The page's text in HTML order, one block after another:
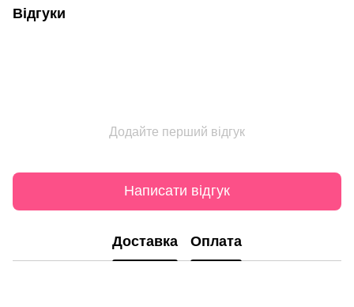
Відгуки
Додайте перший відгук
Написати відгук
Доставка Оплата